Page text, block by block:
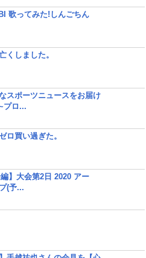
歌ってみた!しんごちん
くしました。
スポーツニュースをお届け
プロ...
ロ買い過ぎた。
】大会第2日 2020 アー
(予...